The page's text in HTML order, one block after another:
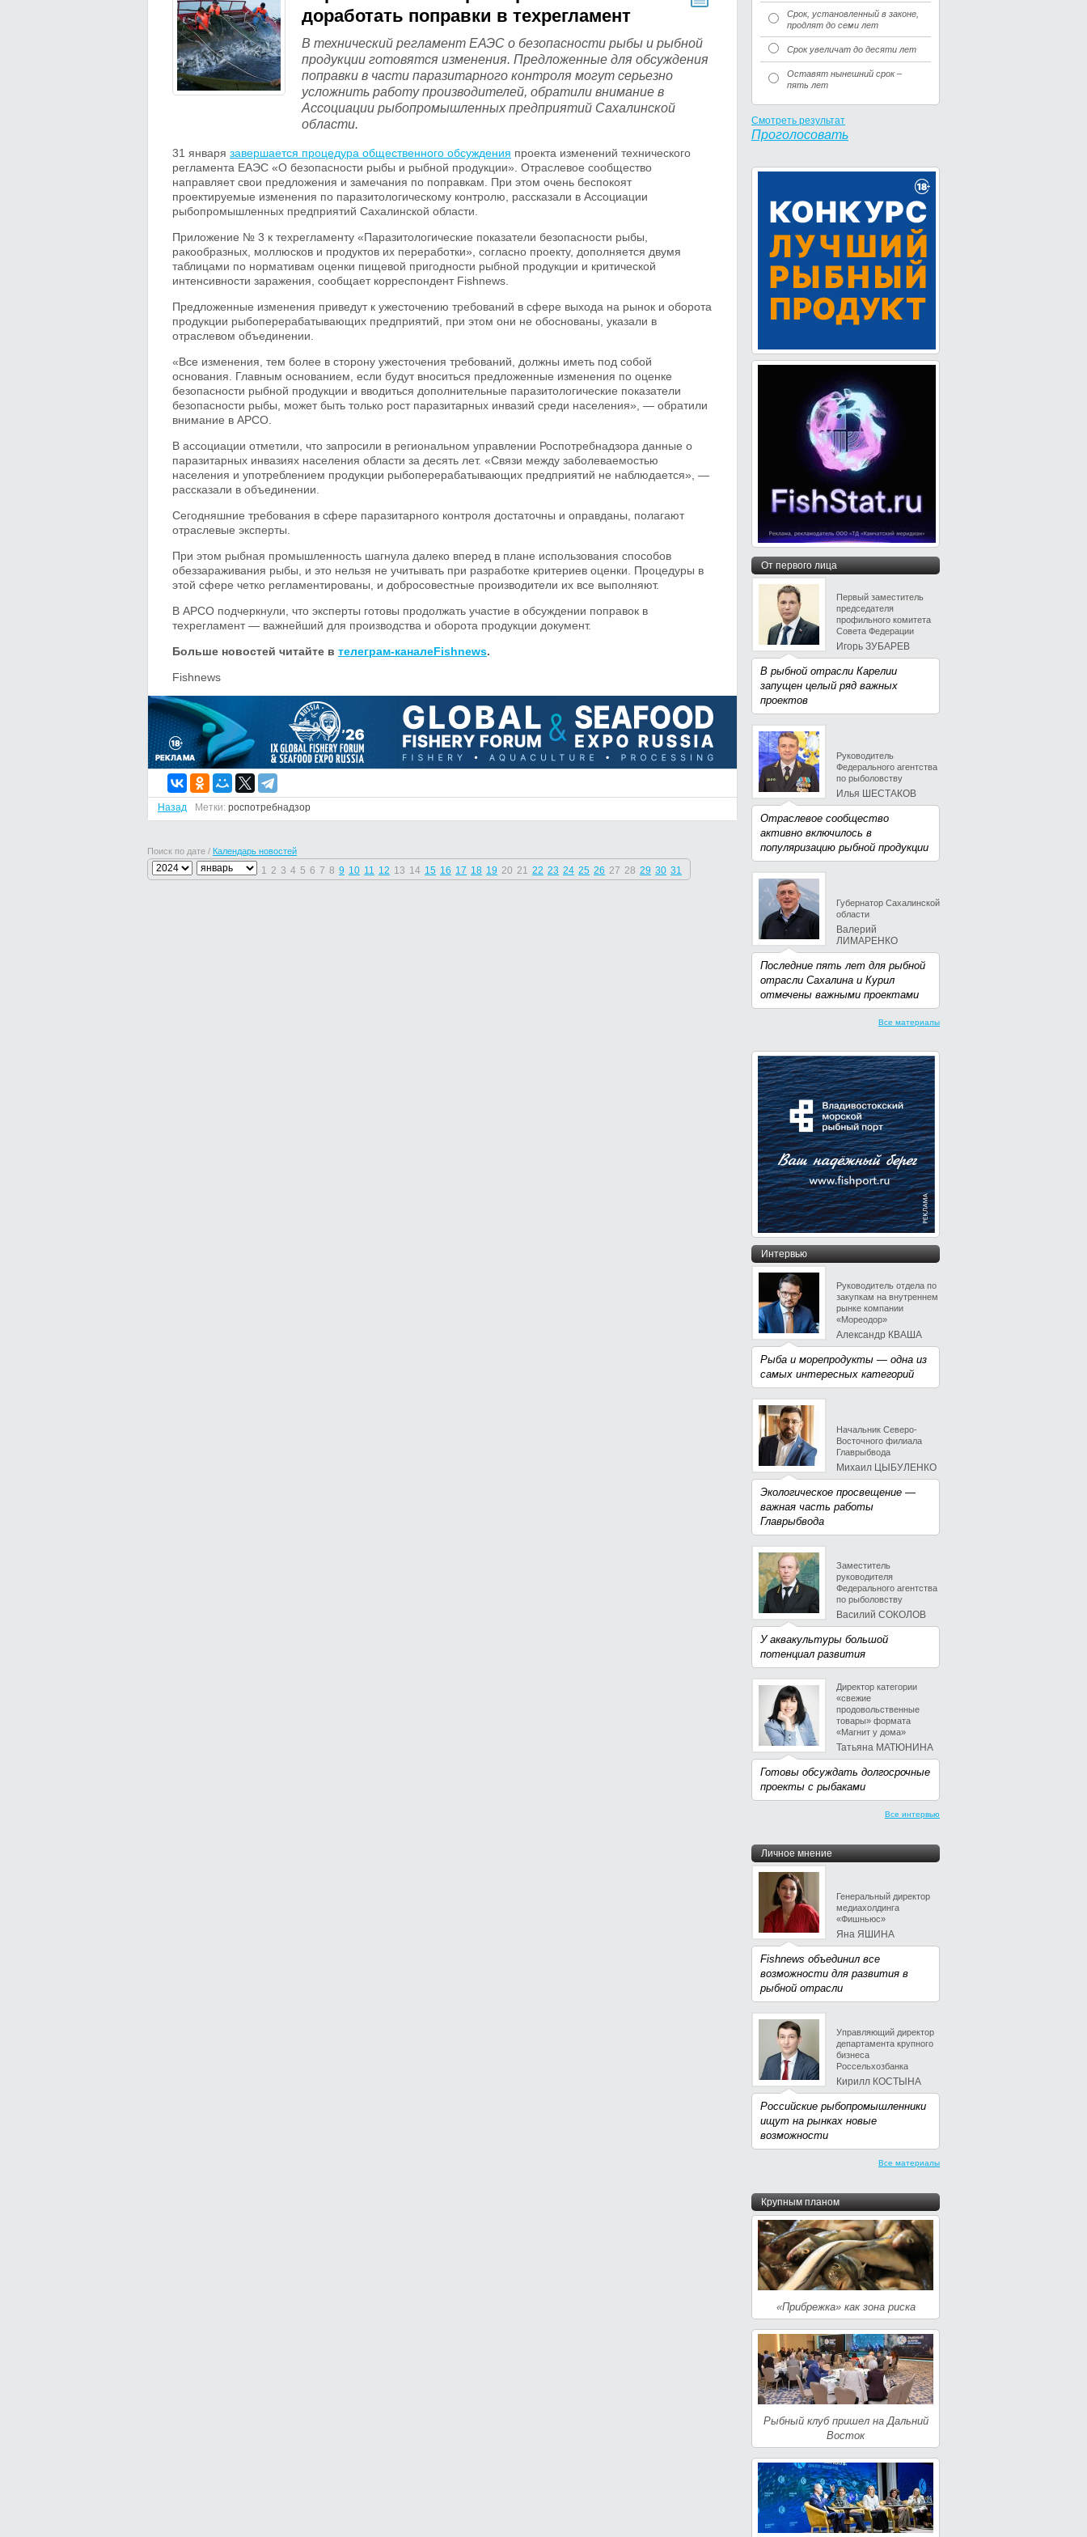
доработать поправки в техрегламент
В технический регламент ЕАЭС о безопасности рыбы и рыбной
продукции готовятся изменения. Предложенные для обсуждения
поправки в части паразитарного контроля могут серьезно
усложнить работу производителей, обратили внимание в
Ассоциации рыбопромышленных предприятий Сахалинской
области.
31 января завершается процедура общественного обсуждения проекта изменений технического
регламента ЕАЭС «О безопасности рыбы и рыбной продукции». Отраслевое сообщество
направляет свои предложения и замечания по поправкам. При этом очень беспокоят
проектируемые изменения по паразитологическому контролю, рассказали в Ассоциации
рыбопромышленных предприятий Сахалинской области.
Приложение № 3 к техрегламенту «Паразитологические показатели безопасности рыбы,
ракообразных, моллюсков и продуктов их переработки», согласно проекту, дополняется двумя
таблицами по нормативам оценки пищевой пригодности рыбной продукции и критической
интенсивности заражения, сообщает корреспондент Fishnews.
Предложенные изменения приведут к ужесточению требований в сфере выхода на рынок и оборота
продукции рыбоперерабатывающих предприятий, при этом они не обоснованы, указали в
отраслевом объединении.
«Все изменения, тем более в сторону ужесточения требований, должны иметь под собой
основания. Главным основанием, если будут вноситься предложенные изменения по оценке
безопасности рыбной продукции и вводиться дополнительные паразитологические показатели
безопасности рыбы, может быть только рост паразитарных инвазий среди населения», — обратили
внимание в АРСО.
В ассоциации отметили, что запросили в региональном управлении Роспотребнадзора данные о
паразитарных инвазиях населения области за десять лет. «Связи между заболеваемостью
населения и употреблением продукции рыбоперерабатывающих предприятий не наблюдается», —
рассказали в объединении.
Сегодняшние требования в сфере паразитарного контроля достаточны и оправданы, полагают
отраслевые эксперты.
При этом рыбная промышленность шагнула далеко вперед в плане использования способов
обеззараживания рыбы, и это нельзя не учитывать при разработке критериев оценки. Процедуры в
этой сфере четко регламентированы, и добросовестные производители их все выполняют.
В АРСО подчеркнули, что эксперты готовы продолжать участие в обсуждении поправок в
техрегламент — важнейший для производства и оборота продукции документ.
Больше новостей читайте в телеграм-каналеFishnews.
Fishnews
Назад Метки: роспотребнадзор
Поиск по дате / Календарь новостей
1 2 3 4 5 6 7 8 9 10 11 12 13 14 15 16 17 18 19 20 21 22 23 24 25 26 27 28 29 30 31
Срок, установленный в законе,
продлят до семи лет
Срок увеличат до десяти лет
Оставят нынешний срок –
пять лет
Смотреть результат
Проголосовать
От первого лица
Первый заместитель
председателя
профильного комитета
Совета Федерации
Игорь ЗУБАРЕВ
В рыбной отрасли Карелии
запущен целый ряд важных
проектов
Руководитель
Федерального агентства
по рыболовству
Илья ШЕСТАКОВ
Отраслевое сообщество
активно включилось в
популяризацию рыбной продукции
Губернатор Сахалинской
области
Валерий
ЛИМАРЕНКО
Последние пять лет для рыбной
отрасли Сахалина и Курил
отмечены важными проектами
Все материалы
Интервью
Руководитель отдела по
закупкам на внутреннем
рынке компании
«Мореодор»
Александр КВАША
Рыба и морепродукты — одна из
самых интересных категорий
Начальник Северо-
Восточного филиала
Главрыбвода
Михаил ЦЫБУЛЕНКО
Экологическое просвещение —
важная часть работы
Главрыбвода
Заместитель
руководителя
Федерального агентства
по рыболовству
Василий СОКОЛОВ
У аквакультуры большой
потенциал развития
Директор категории
«свежие
продовольственные
товары» формата
«Магнит у дома»
Татьяна МАТЮНИНА
Готовы обсуждать долгосрочные
проекты с рыбаками
Все интервью
Личное мнение
Генеральный директор
медиахолдинга
«Фишньюс»
Яна ЯШИНА
Fishnews объединил все
возможности для развития в
рыбной отрасли
Управляющий директор
департамента крупного
бизнеса
Россельхозбанка
Кирилл КОСТЫНА
Российские рыбопромышленники
ищут на рынках новые
возможности
Все материалы
Крупным планом
«Прибрежка» как зона риска
Рыбный клуб пришел на Дальний
Восток